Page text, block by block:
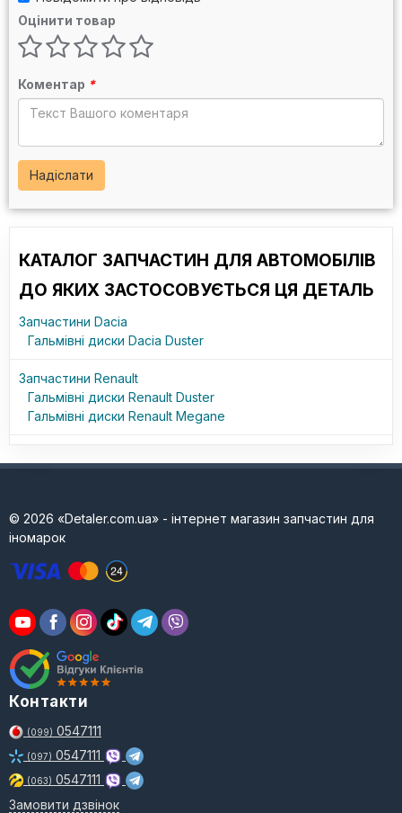
Оцінити товар
Коментар *
Надіслати
КАТАЛОГ ЗАПЧАСТИН ДЛЯ АВТОМОБІЛІВ
ДО ЯКИХ ЗАСТОСОВУЄТЬСЯ ЦЯ ДЕТАЛЬ
Запчастини Dacia
Гальмівні диски Dacia Duster
Запчастини Renault
Гальмівні диски Renault Duster
Гальмівні диски Renault Megane
© 2026 «Detaler.com.ua» - інтернет магазин запчастин для
іномарок
Контакти
(099) 0547111
(097) 0547111
(063) 0547111
Замовити дзвінок